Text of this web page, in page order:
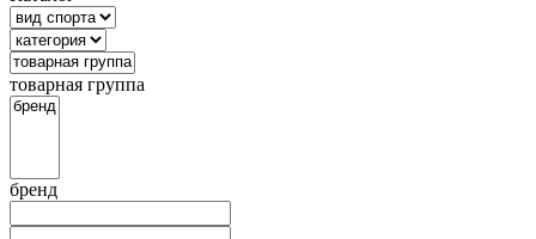
товарная группа
бренд